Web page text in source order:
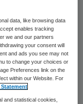
verstandige
dan
komt
met een
data, like browsing data
enables tracking
we and our partners
your consent will
and ads you see may not
to change your choices or
Preferences link on the
within our Website. For
Statement
and statistical cookies,